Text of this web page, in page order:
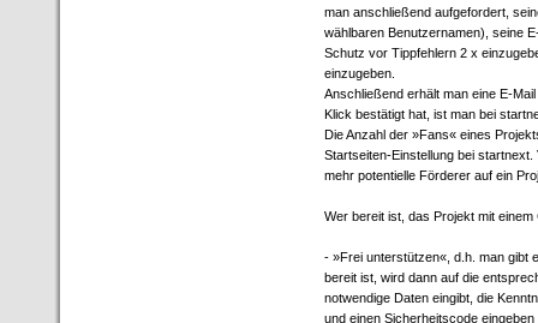
man anschließend aufgefordert,
wählbaren Benutzernamen), seine
Schutz vor Tippfehlern 2 x
einzugeben.
Anschließend erhält man eine E-
Klick bestätigt hat, ist man bei
Die Anzahl der »Fans« eines
Startseiten-Einstellung bei
mehr potentielle Förderer auf ein
Wer bereit ist, das Projekt mit
- »Frei unterstützen«, d.h. man gibt
bereit ist, wird dann auf die
notwendige Daten eingibt, die
und einen Sicherheitscode